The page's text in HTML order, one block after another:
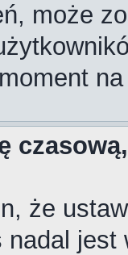
może
że
nadal